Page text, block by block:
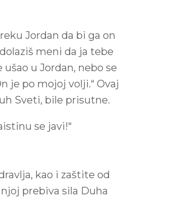
Jordan da bi ga on
meni da ja tebe
u Jordan, nebo se
je po mojoj volji.“ Ovaj
Sveti, bile prisutne.
se javi!“
kao i zaštite od
prebiva sila Duha